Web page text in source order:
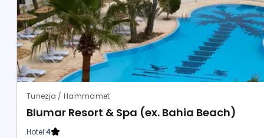
Tunezja / Hammamet
Blumar Resort & Spa (ex. Bahia Beach)
Hotel:4